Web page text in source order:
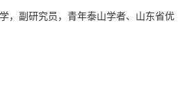
，副研究员，青年泰山学者、山东省优